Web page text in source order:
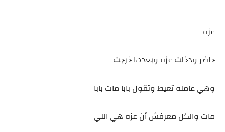
عزه
حاضر ودخلت عزه وبعدها خرجت
وهي عامله تعيط وتقول بابا مات بابا
مات والكل معرفش أن عزه هي اللي